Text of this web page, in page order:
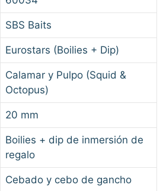
SBS Baits
Eurostars (Boilies + Dip)
Calamar y Pulpo (Squid &
Octopus)
20 mm
Boilies + dip de inmersión de
regalo
Cebado y cebo de gancho